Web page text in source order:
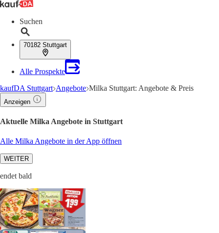
Suchen
70182 Stuttgart
Alle Prospekte
kaufDA Stuttgart Angebote Milka Stuttgart: Angebote & Preis
Anzeigen
Aktuelle Milka Angebote in Stuttgart
Alle Milka Angebote in der App öffnen
WEITER
endet bald